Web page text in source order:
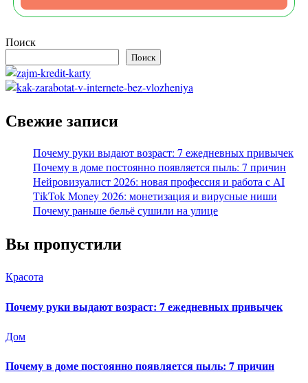
Поиск
Поиск
Свежие записи
Почему руки выдают возраст: 7 ежедневных привычек
Почему в доме постоянно появляется пыль: 7 причин
Нейровизуалист 2026: новая профессия и работа с AI
TikTok Money 2026: монетизация и вирусные ниши
Почему раньше бельё сушили на улице
Вы пропустили
Красота
Почему руки выдают возраст: 7 ежедневных привычек
Дом
Почему в доме постоянно появляется пыль: 7 причин